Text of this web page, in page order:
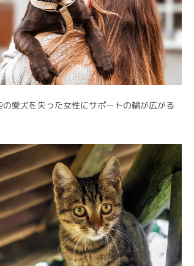
愛犬を失った女性にサポートの輪が広がる